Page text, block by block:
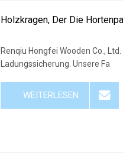
Holzkragen, Der Die
Renqiu Hongfei Wooden Co., Ltd. bieten umfassende Schutz- und Verpackungslösungen für die
Ladungssicherung. Unsere Fa
WEITERLESEN